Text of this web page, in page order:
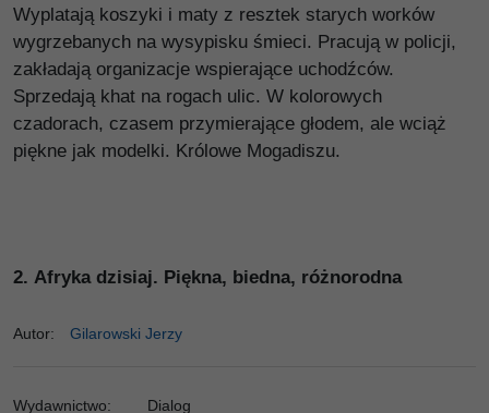
Wyplatają koszyki i maty z resztek starych worków
wygrzebanych na wysypisku śmieci. Pracują w policji,
zakładają organizacje wspierające uchodźców.
Sprzedają khat na rogach ulic. W kolorowych
czadorach, czasem przymierające głodem, ale wciąż
piękne jak modelki. Królowe Mogadiszu.
2. Afryka dzisiaj. Piękna, biedna, różnorodna
Autor: Gilarowski Jerzy
Wydawnictwo: Dialog